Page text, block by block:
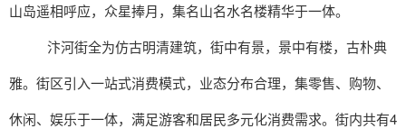
山岛遥相呼应，众星捧月，集名山名水名楼精华于一体。
汴河街全为仿古明清建筑，街中有景，景中有楼，古朴典
雅。街区引入一站式消费模式，业态分布合理，集零售、购物、
休闲、娱乐于一体，满足游客和居民多元化消费需求。街内共有4